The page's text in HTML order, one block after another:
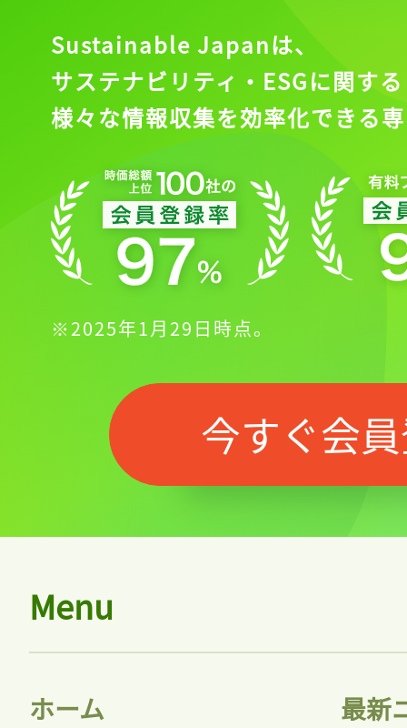
Sustainable Japanは、
サステナビリティ・ESGに関する
様々な情報収集を効率化できる
※2025年1月29日時点。
今すぐ会
Menu
ホーム 最新